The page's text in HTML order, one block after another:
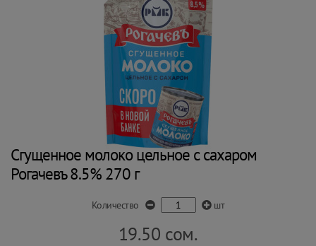
Сгущенное молоко цельное с сахаром
Рогачевъ 8.5% 270 г
Количество шт
19.50 сом.